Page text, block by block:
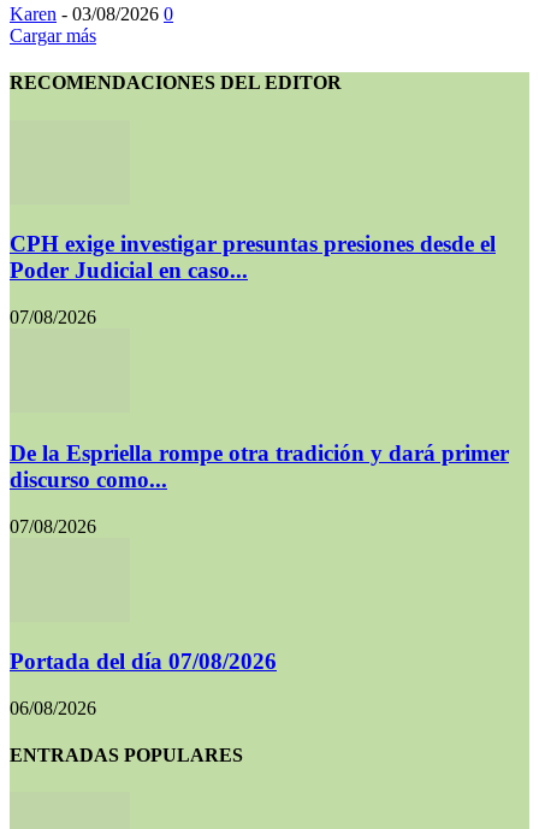
Karen - 03/08/2026 0
Cargar más
RECOMENDACIONES DEL EDITOR
CPH exige investigar presuntas presiones desde el
Poder Judicial en caso...
07/08/2026
De la Espriella rompe otra tradición y dará primer
discurso como...
07/08/2026
Portada del día 07/08/2026
06/08/2026
ENTRADAS POPULARES